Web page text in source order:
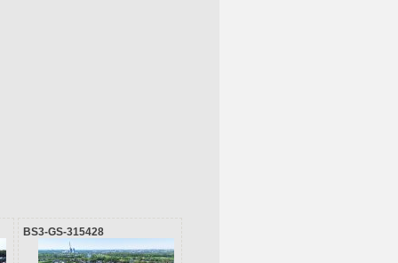
BS3-GS-315428